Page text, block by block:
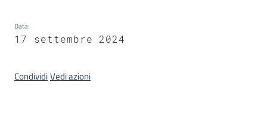
Data:
17 settembre 2024
CondividiVedi azioni